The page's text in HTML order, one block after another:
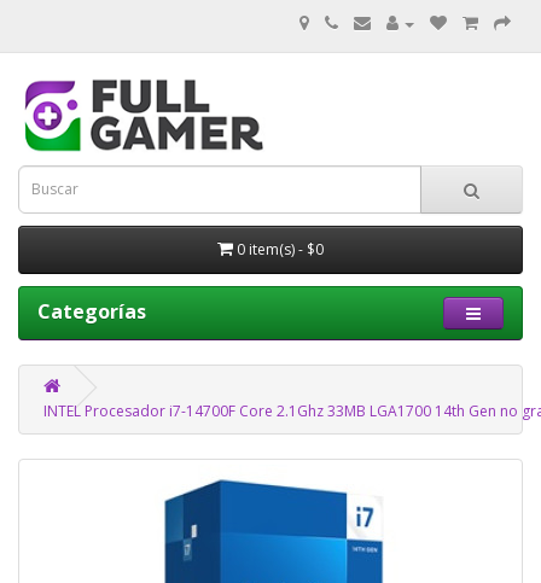
0 item(s) - $0
Categorías
INTEL Procesador i7-14700F Core 2.1Ghz 33MB LGA1700 14th Gen no